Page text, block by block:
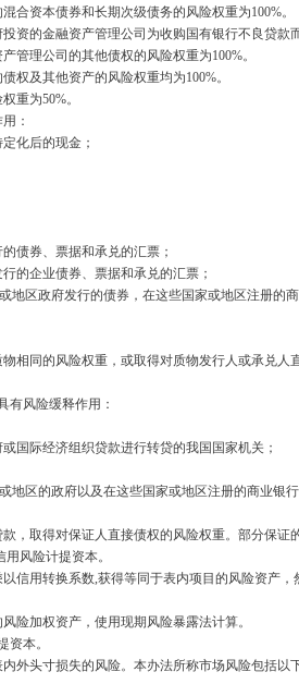
资本债券和长期次级债务的风险权重为100%。
的金融资产管理公司为收购国有银行不良贷款
管理公司的其他债权的风险权重为100%。
及其他资产的风险权重均为100%。
重为50%。
用：
化后的现金；
债券、票据和承兑的汇票；
的企业债券、票据和承兑的汇票；
地区政府发行的债券，在这些国家或地区注册的
同的风险权重，或取得对质物发行人或承兑人
有风险缓释作用：
国际经济组织贷款进行转贷的我国国家机关；
地区的政府以及在这些国家或地区注册的商业银
取得对保证人直接债权的风险权重。部分保证
用风险计提资本。
信用转换系数,获得等同于表内项目的风险资产
险加权资产，使用现期风险暴露法计算。
资本。
头寸损失的风险。本办法所称市场风险包括以